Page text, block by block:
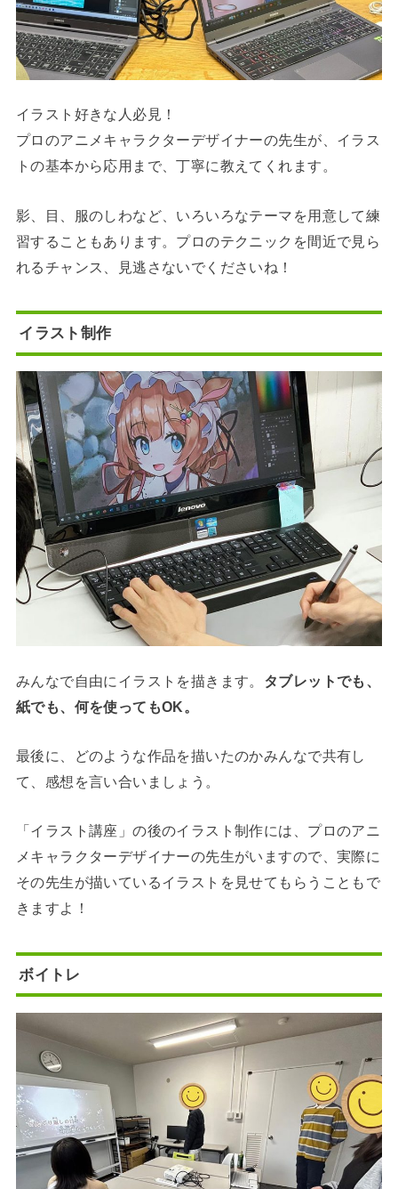
イラスト好きな人必見！
プロのアニメキャラクターデザイナーの先生が、イラス
トの基本から応用まで、丁寧に教えてくれます。
影、目、服のしわなど、いろいろなテーマを用意して練
習することもあります。プロのテクニックを間近で見ら
れるチャンス、見逃さないでくださいね！
イラスト制作
みんなで自由にイラストを描きます。 タブレットでも、
紙でも、何を使ってもOK。
最後に、どのような作品を描いたのかみんなで共有し
て、感想を言い合いましょう。
「イラスト講座」の後のイラスト制作には、プロのアニ
メキャラクターデザイナーの先生がいますので、実際に
その先生が描いているイラストを見せてもらうこともで
きますよ！
ボイトレ